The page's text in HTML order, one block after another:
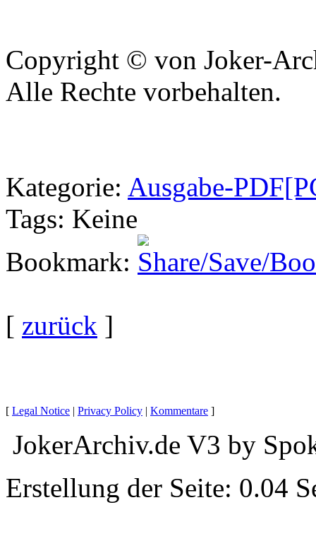
Copyright © von Joker-
Alle Rechte vorbehalten.
Kategorie: Ausgabe-
Tags: Keine
Bookmark:
[ zurück ]
[ Legal Notice | Privacy Policy | Kommentare ]
JokerArchiv.de V3 by
Erstellung der Seite: 0.04